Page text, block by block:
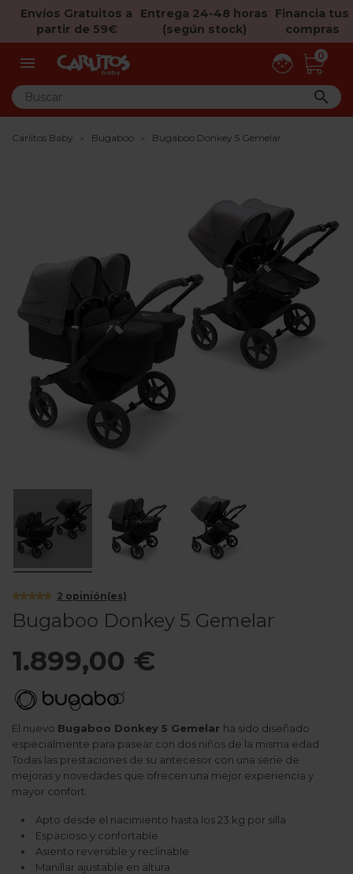
Envíos Gratuitos a
partir de 59€
Entrega 24-48 horas
(según stock)
Financia tus
compras
 0

Carlitos Baby Bugaboo Bugaboo Donkey 5 Gemelar
2 opinión(es)
Bugaboo Donkey 5 Gemelar
1.899,00 €
El nuevo Bugaboo Donkey 5 Gemelar ha sido diseñado
especialmente para pasear con dos niños de la misma edad.
Todas las prestaciones de su antecesor con una serie de
mejoras y novedades que ofrecen una mejor experiencia y
mayor confort.
Apto desde el nacimiento hasta los 23 kg por silla
Espacioso y confortable
Asiento reversible y reclinable
Manillar ajustable en altura